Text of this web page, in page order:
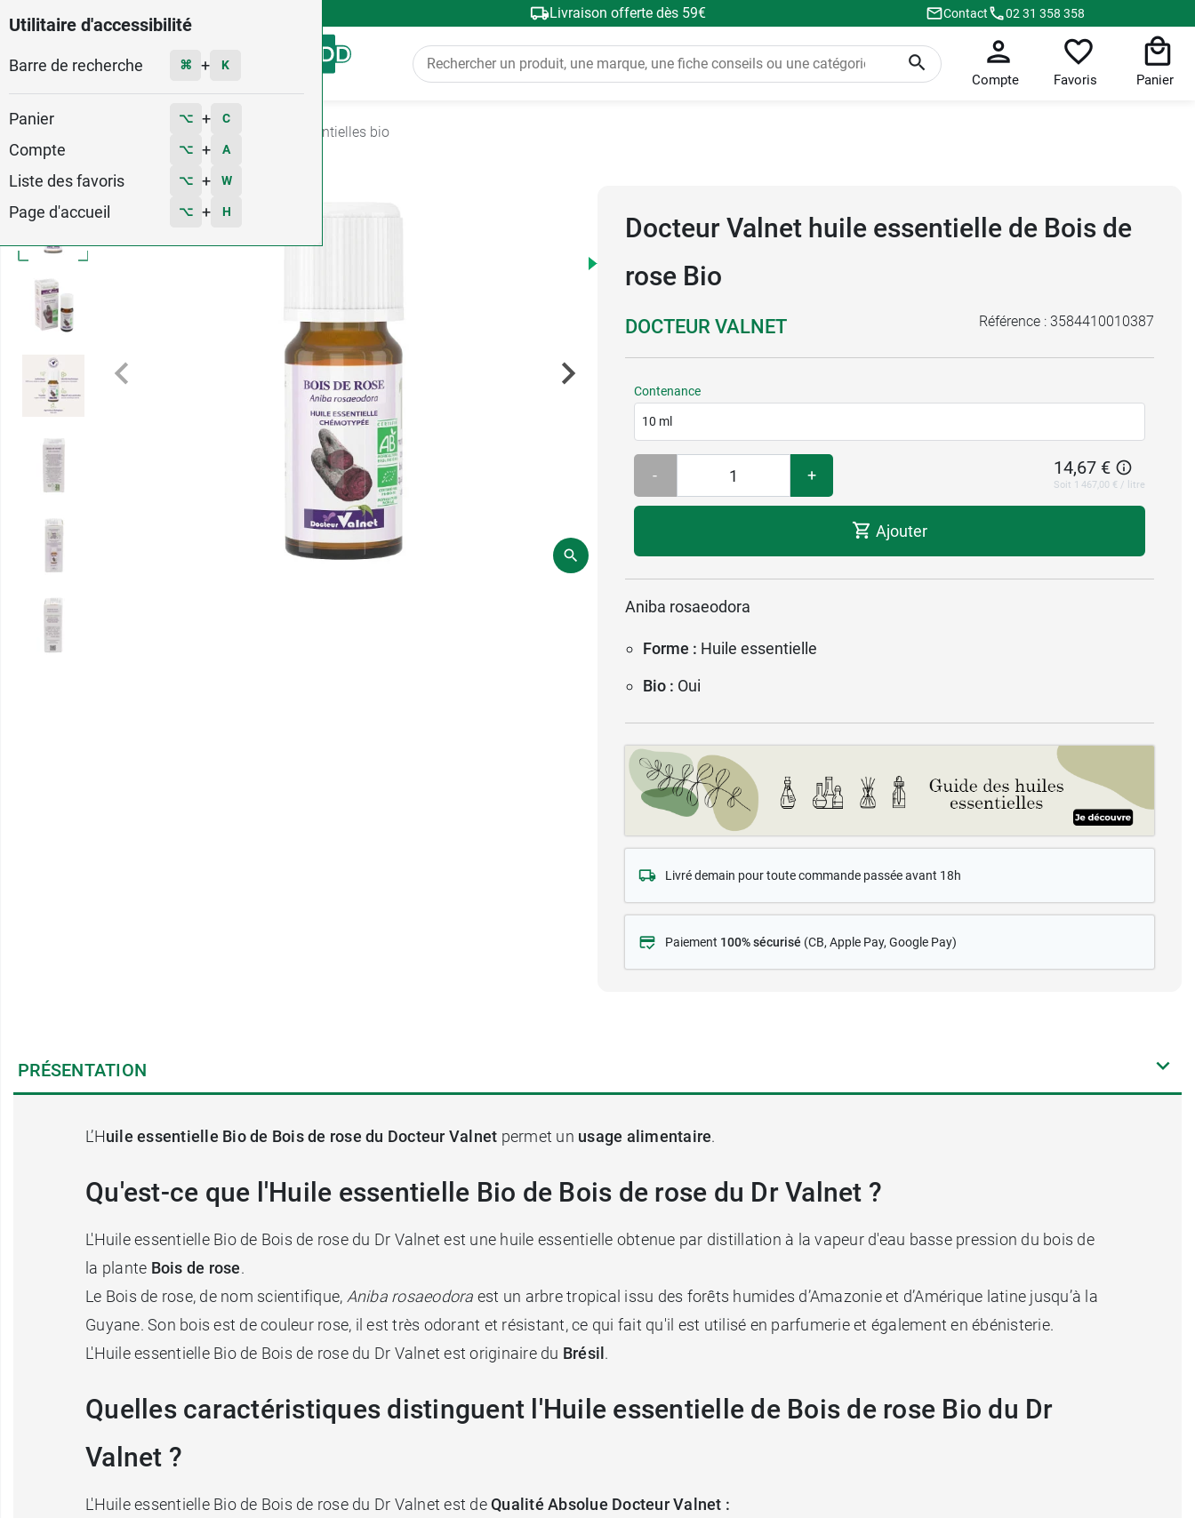
Utilitaire d'accessibilité
Barre de recherche ⌘ + K
Panier ⌥ + C
Compte ⌥ + A
Liste des favoris ⌥ + W
Page d'accueil ⌥ + H
Livraison offerte dès 59€ Contact 02 31 358 358
Menu
Compte Favoris Panier
Huiles essentielles bio
Docteur Valnet huile essentielle de Bois de
rose Bio
DOCTEUR VALNET Référence : 3584410010387
Contenance
10 ml
- + 14,67 €
Soit 1 467,00 € / litre
Ajouter
Aniba rosaeodora
Forme : Huile essentielle
Bio : Oui
Livré demain pour toute commande passée avant 18h
Paiement 100% sécurisé (CB, Apple Pay, Google Pay)
PRÉSENTATION
L’Huile essentielle Bio de Bois de rose du Docteur Valnet permet un usage alimentaire.
Qu'est-ce que l'Huile essentielle Bio de Bois de rose du Dr Valnet ?
L'Huile essentielle Bio de Bois de rose du Dr Valnet est une huile essentielle obtenue par distillation à la vapeur d'eau basse pression du bois de
la plante Bois de rose.
Le Bois de rose, de nom scientifique, Aniba rosaeodora est un arbre tropical issu des forêts humides d’Amazonie et d’Amérique latine jusqu’à la
Guyane. Son bois est de couleur rose, il est très odorant et résistant, ce qui fait qu'il est utilisé en parfumerie et également en ébénisterie.
L'Huile essentielle Bio de Bois de rose du Dr Valnet est originaire du Brésil .
Quelles caractéristiques distinguent l'Huile essentielle de Bois de rose Bio du Dr
Valnet ?
L'Huile essentielle Bio de Bois de rose du Dr Valnet est deQualité Absolue Docteur Valnet :